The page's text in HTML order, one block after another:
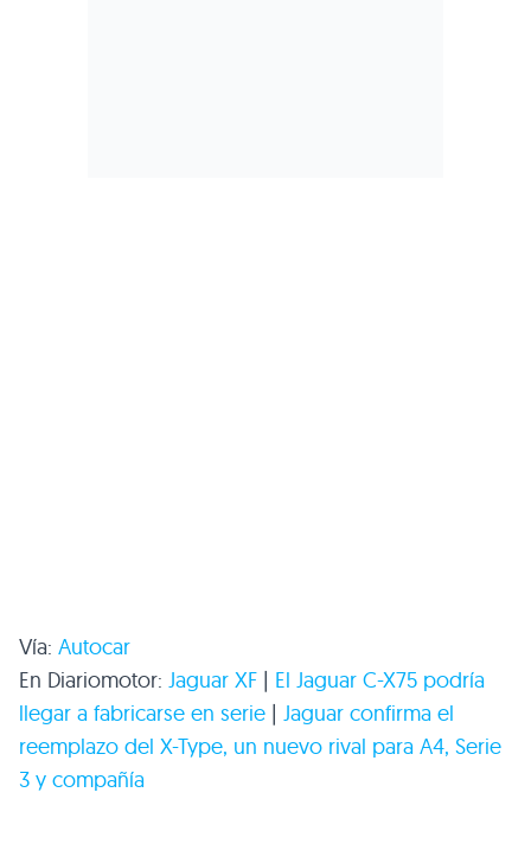
Vía: Autocar
En Diariomotor: Jaguar XF | El Jaguar C-X75 podría
llegar a fabricarse en serie | Jaguar confirma el
reemplazo del X-Type, un nuevo rival para A4, Serie
3 y compañía